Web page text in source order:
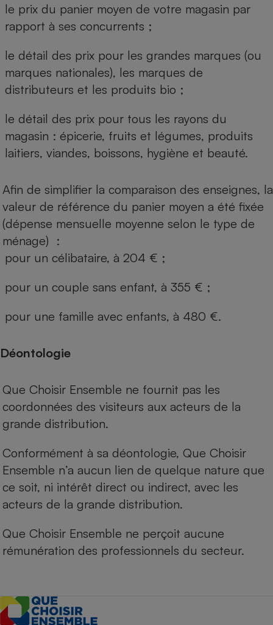
le prix du panier moyen de votre magasin par
rapport à ses concurrents ;
le détail des prix pour les grandes marques (ou
marques nationales), les marques de
distributeurs et les produits bio ;
le détail des prix pour tous les rayons du
magasin : épicerie, fruits et légumes, produits
laitiers, viandes, boissons, hygiène et beauté.
Afin de simplifier la comparaison des enseignes, la
valeur de référence du panier moyen a été fixée
(dépense mensuelle moyenne selon le type de
ménage) :
pour un célibataire, à 204 € ;
pour un couple sans enfant, à 355 € ;
pour une famille avec enfants, à 480 €.
Déontologie
Que Choisir Ensemble ne fournit pas les
coordonnées des visiteurs aux acteurs de la
grande distribution.
Conformément à sa déontologie, Que Choisir
Ensemble n’a aucun lien de quelque nature que
ce soit, ni intérêt direct ou indirect, avec les
acteurs de la grande distribution.
Que Choisir Ensemble ne perçoit aucune
rémunération des professionnels du secteur.